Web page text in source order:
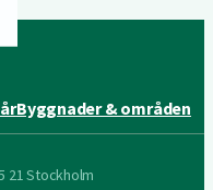
Byggnader & områden
21 Stockholm